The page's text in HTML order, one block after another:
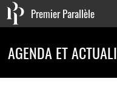
Premier Parallèle
AGENDA ET